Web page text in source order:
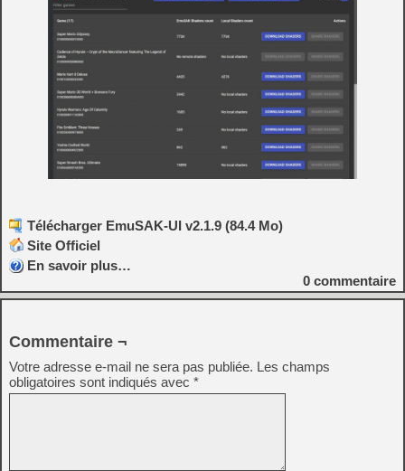
Télécharger EmuSAK-UI v2.1.9 (84.4 Mo)
Site Officiel
En savoir plus…
0 commentaire
Commentaire ¬
Votre adresse e-mail ne sera pas publiée. Les champs
obligatoires sont indiqués avec *